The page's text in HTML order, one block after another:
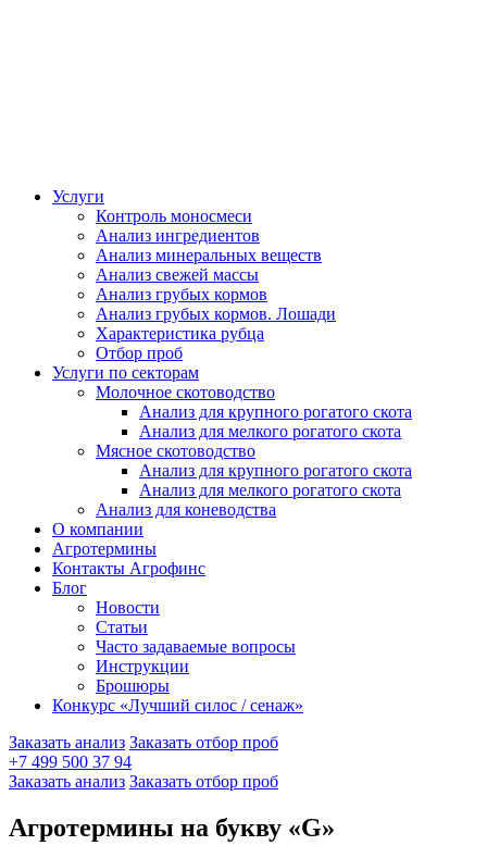
Услуги
Контроль моносмеси
Анализ ингредиентов
Анализ минеральных веществ
Анализ свежей массы
Анализ грубых кормов
Анализ грубых кормов. Лошади
Характеристика рубца
Отбор проб
Услуги по секторам
Молочное скотоводство
Анализ для крупного рогатого скота
Анализ для мелкого рогатого скота
Мясное скотоводство
Анализ для крупного рогатого скота
Анализ для мелкого рогатого скота
Анализ для коневодства
О компании
Агротермины
Контакты Агрофинс
Блог
Новости
Статьи
Часто задаваемые вопросы
Инструкции
Брошюры
Конкурс «Лучший силос / сенаж»
Заказать анализ Заказать отбор проб
+7 499 500 37 94
Заказать анализ Заказать отбор проб
Агротермины на букву «G»